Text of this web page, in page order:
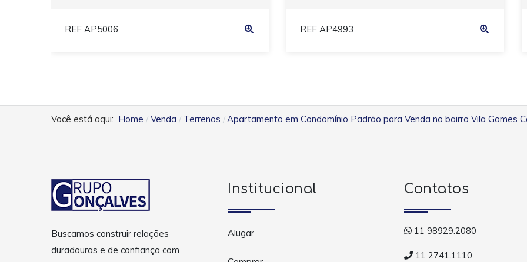
REF AP5006 REF AP4993
Você está aqui: Home Venda Terrenos Apartamento em Condomínio Padrão para Venda no bairro Vila Gomes
Buscamos construir relações
duradouras e de confiança com
Institucional
Alugar
Contatos
11 98929.2080
11 2741.1110